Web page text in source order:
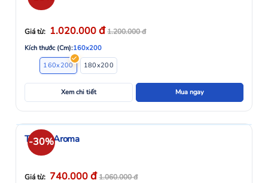
Giá từ: 1.020.000đ1.200.000đ
Kích thước (Cm):160x200
160x200
180x200
Xem chi tiết Mua ngay
-30%
Topper Aroma
Giá từ: 740.000đ1.060.000đ